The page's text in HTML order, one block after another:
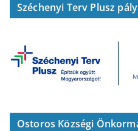
Széchenyi Terv Plusz
Ostoros Községi